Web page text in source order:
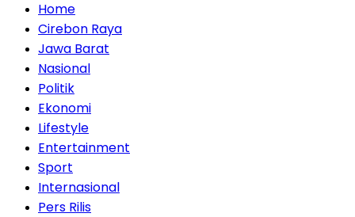
Home
Cirebon Raya
Jawa Barat
Nasional
Politik
Ekonomi
Lifestyle
Entertainment
Sport
Internasional
Pers Rilis